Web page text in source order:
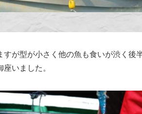
が型が小さく他の魚も食いが渋く
いました。